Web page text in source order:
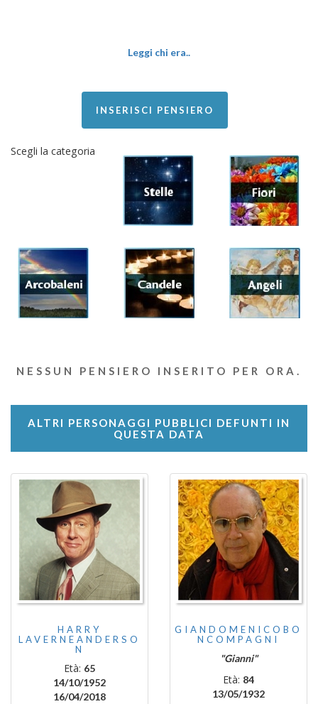
Leggi chi era..
INSERISCI PENSIERO
Scegli la categoria
NESSUN PENSIERO INSERITO PER ORA.
ALTRI PERSONAGGI PUBBLICI DEFUNTI IN
QUESTA DATA
HARRY
LAVERNEANDERSO
N
Età: 65
14/10/1952
16/04/2018
GIANDOMENICOBO
NCOMPAGNI
"Gianni"
Età: 84
13/05/1932